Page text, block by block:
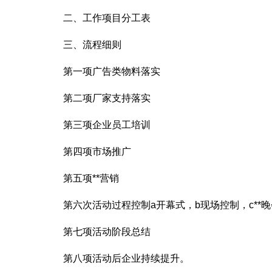
二、工作项目分工表
三、流程细则
第一项广告类物料落实
第二项厂家支持落实
第三项企业员工培训
第四项市场推广
第五项**营销
第六次活动过程控制a开幕式，b现场控制，c**
第七项活动阶段总结
第八项活动后企业持续提升。